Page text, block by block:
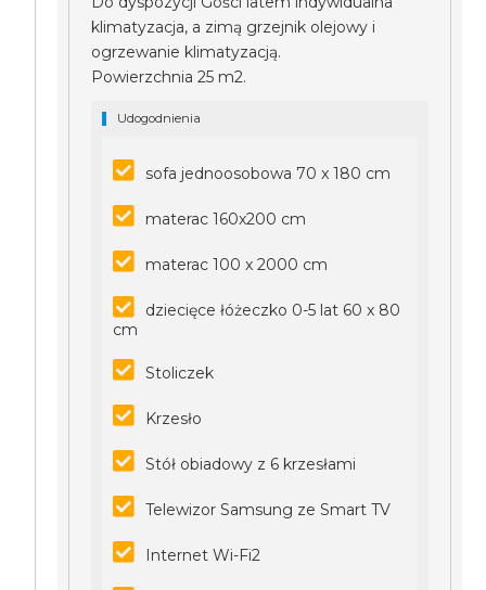
klimatyzacja, a zimą grzejnik olejowy i
ogrzewanie klimatyzacją.
Powierzchnia 25 m2.
Udogodnienia
sofa jednoosobowa 70 x 180 cm
materac 160x200 cm
materac 100 x 2000 cm
dziecięce łóżeczko 0-5 lat 60 x 80
cm
Stoliczek
Krzesło
Stół obiadowy z 6 krzesłami
Telewizor Samsung ze Smart TV
Internet Wi-Fi2